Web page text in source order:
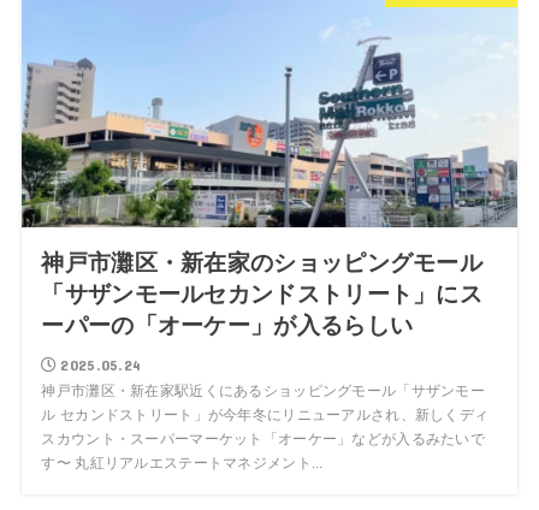
神戸市灘区・新在家のショッピングモール
「サザンモールセカンドストリート」にス
ーパーの「オーケー」が入るらしい
2025.05.24
神戸市灘区・新在家駅近くにあるショッピングモール「サザンモー
ル セカンドストリート」が今年冬にリニューアルされ、新しくディ
スカウント・スーパーマーケット「オーケー」などが入るみたいで
す〜 丸紅リアルエステートマネジメント...